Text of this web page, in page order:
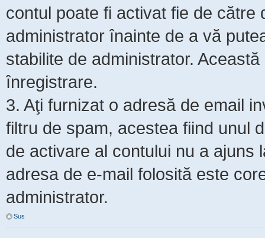
contul poate fi activat fie de
administrator înainte de a vă
stabilite de administrator.
înregistrare.
3. Aţi furnizat o adresă de email
filtru de spam, acestea fiind unul
de activare al contului nu a ajuns
adresa de e-mail folosită este
administrator.
Sus